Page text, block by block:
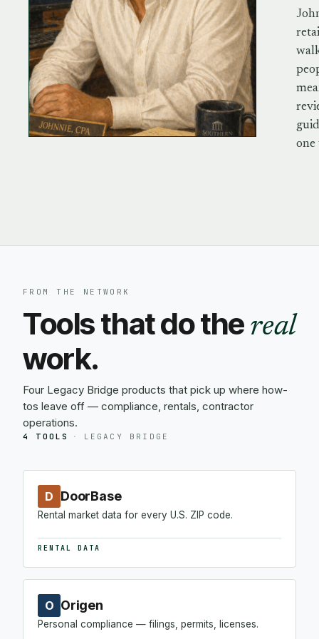
one
FROM THE NETWORK
Tools that do the real
work.
Four Legacy Bridge products that pick up where how-
tos leave off — compliance, rentals, contractor
operations.
4 TOOLS · LEGACY BRIDGE
D DoorBase
Rental market data for every U.S. ZIP code.
RENTAL DATA
O Origen
Personal compliance — filings, permits, licenses.